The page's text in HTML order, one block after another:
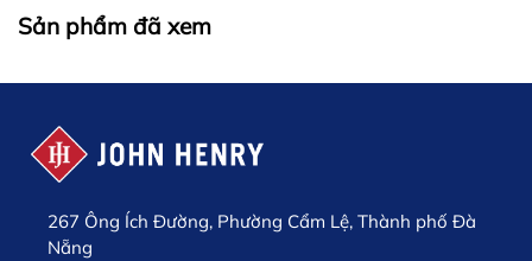
Sản phẩm đã xem
267 Ông Ích Đường, Phường Cẩm Lệ, Thành phố Đà
Nẵng